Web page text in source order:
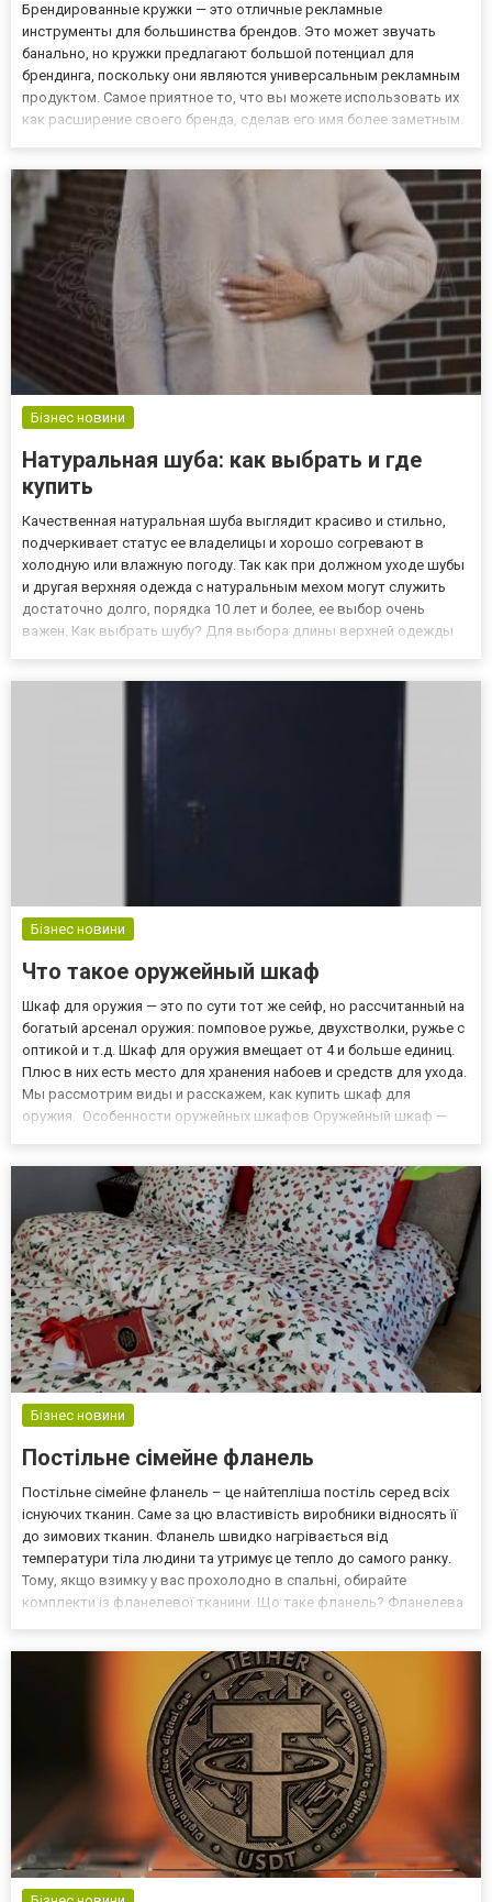
Брендированные кружки — это отличные рекламные
инструменты для большинства брендов. Это может звучать
банально, но кружки предлагают большой потенциал для
брендинга, поскольку они являются универсальным рекламным
продуктом. Самое приятное то, что вы можете использовать их
как расширение своего бренда, сделав его имя более заметным.
термокружек постоя...
Бізнес новини
Натуральная шуба: как выбрать и где
купить
Качественная натуральная шуба выглядит красиво и стильно,
подчеркивает статус ее владелицы и хорошо согревают в
холодную или влажную погоду. Так как при должном уходе шубы
и другая верхняя одежда с натуральным мехом могут служить
достаточно долго, порядка 10 лет и более, ее выбор очень
важен. Как выбрать шубу? Для выбора длины верхней одежды
Бізнес новини
Что такое оружейный шкаф
Шкаф для оружия — это по сути тот же сейф, но рассчитанный на
богатый арсенал оружия: помповое ружье, двухстволки, ружье с
оптикой и т.д. Шкаф для оружия вмещает от 4 и больше единиц.
Плюс в них есть место для хранения набоев и средств для ухода.
Мы рассмотрим виды и расскажем, как купить шкаф для
оружия. Особенности оружейных шкафов Оружейный шкаф —
Бізнес новини
Постільне сімейне фланель
Постільне сімейне фланель – це найтепліша постіль серед всіх
існуючих тканин. Саме за цю властивість виробники відносять її
до зимових тканин. Фланель швидко нагрівається від
температури тіла людини та утримує це тепло до самого ранку.
Тому, якщо взимку у вас прохолодно в спальні, обирайте
комплекти із фланелевої тканини. Що таке фланель? Фланелева